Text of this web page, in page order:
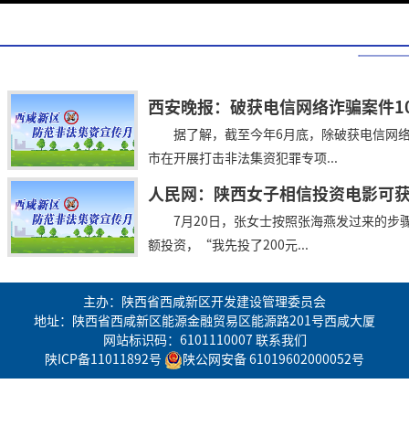
西安晚报：破获电信网络诈骗案件
据了解，截至今年6月底，除破获电信网
市在开展打击非法集资犯罪专项...
7月20日，张女士按照张海燕发过来的步
额投资，“我先投了200元...
主办：陕西省西咸新区开发建设管理委员会
地址：陕西省西咸新区能源金融贸易区能源路201号西咸大厦
网站标识码：6101110007 联系我们
陕ICP备11011892号
陕公网安备 61019602000052号